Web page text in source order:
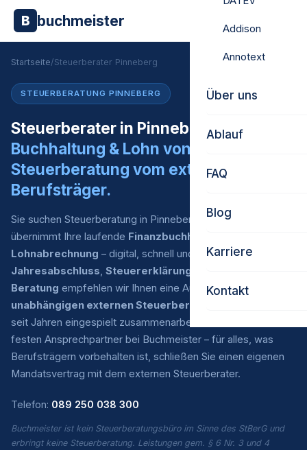
B buchmeister Addison
Annotext
Über uns
Ablauf
FAQ
Blog
Karriere
Kontakt
Startseite/Steuerberater Pinneberg
STEUERBERATUNG PINNEBERG
Steuerberater in Pinneberg gesucht?
Buchhaltung & Lohn von uns.
Steuerberatung vom externen
Berufsträger.
Sie suchen Steuerberatung in Pinneberg? Buchmeister
übernimmt Ihre laufende Finanzbuchhaltung
Lohnabrechnung – digital, schnell und zu fairen Preisen. Für
Jahresabschluss, Steuererklärung
Beratung empfehlen wir Ihnen eine Auswahl an
unabhängigen externen Steuerberatern
seit Jahren eingespielt zusammenarbeiten. Sie haben einen
festen Ansprechpartner bei Buchmeister – für alles, was
Berufsträgern vorbehalten ist, schließen Sie einen eigenen
Mandatsvertrag mit dem externen Steuerberater.
Telefon: 089 250 038 300
Buchmeister ist kein Steuerberatungsbüro im Sinne des StBerG und
erbringt keine Steuerberatung. Leistungen gem. § 6 Nr. 3 und 4